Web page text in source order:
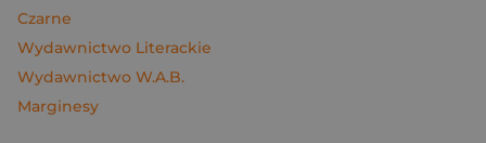
Czarne
Wydawnictwo Literackie
Wydawnictwo W.A.B.
Marginesy